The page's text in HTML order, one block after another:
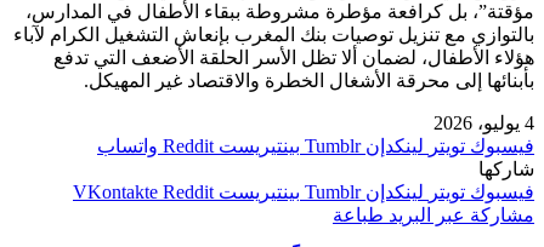
مؤقتة”، بل كرافعة مؤطرة مشروطة ببقاء الأطفال في المدارس،
بالتوازي مع تنزيل توصيات بنك المغرب بإنعاش التشغيل الكرام لآباء
هؤلاء الأطفال، لضمان ألا تظل الأسر الحلقة الأضعف التي تدفع
بأبنائها إلى محرقة الأشغال الخطرة والاقتصاد غير المهيكل.
4 يوليو، 2026
فيسبوك تويتر لينكدإن بينتيريست
واتساب
شاركها
فيسبوك تويتر لينكدإن بينتيريست
مشاركة عبر البريد طباعة